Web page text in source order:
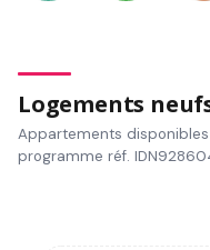
Logements
Appartements
programme réf.